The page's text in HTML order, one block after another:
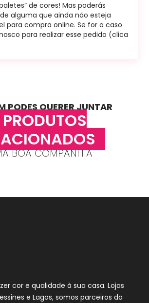
de cores! Mas poderás
alguma que ainda não esteja
para compra online. Se for o caso
para realizar esse pedido (clica
PODES QUERER JUNTAR
PRODUTOS
BOA COMPANHIA
cor e qualidade à sua casa. Lojas
e Lagos, somos parceiros da